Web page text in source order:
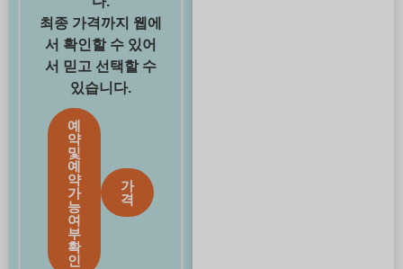
최종 가격까지 웹에
서 확인할 수 있어
서 믿고 선택할 수
있습니다.
예
약
및
예
약
가
능
여
부
확
인
가
격